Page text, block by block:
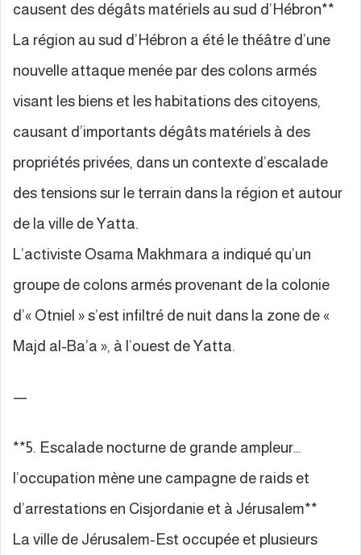
causent des dégâts matériels au sud d’Hébron**
La région au sud d’Hébron a été le théâtre d’une
nouvelle attaque menée par des colons armés
visant les biens et les habitations des citoyens,
causant d’importants dégâts matériels à des
propriétés privées, dans un contexte d’escalade
des tensions sur le terrain dans la région et autour
de la ville de Yatta.
L’activiste Osama Makhmara a indiqué qu’un
groupe de colons armés provenant de la colonie
d’« Otniel » s’est infiltré de nuit dans la zone de «
Majd al-Ba’a », à l’ouest de Yatta.
—
**5. Escalade nocturne de grande ampleur…
l’occupation mène une campagne de raids et
d’arrestations en Cisjordanie et à Jérusalem**
La ville de Jérusalem-Est occupée et plusieurs